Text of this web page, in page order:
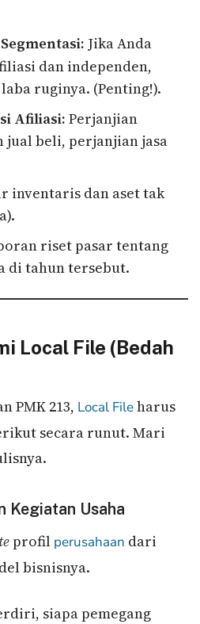
Segmentasi: Jika Anda
dan independen,
ruginya. (Penting!).
Afiliasi: Perjanjian
beli, perjanjian jasa
inventaris dan aset tak
riset pasar tentang
di tahun tersebut.
Local File (Bedah
PMK 213, Local Fileharus
secara runut. Mari
Kegiatan Usaha
profil perusahaan dari
bisnisnya.
siapa pemegang